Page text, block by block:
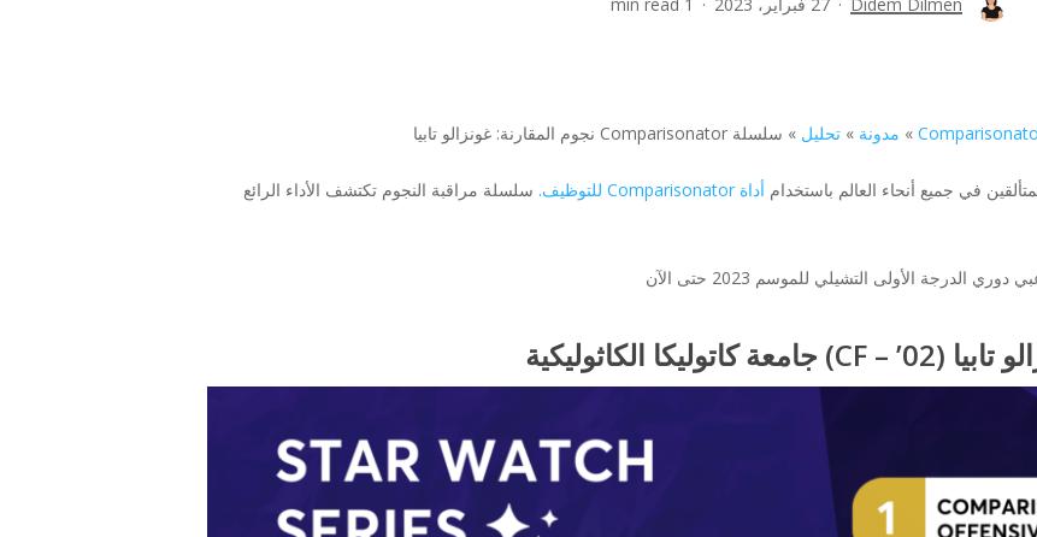
» مدونة »تحليل » سلسلة Comparisonator نجوم المقارنة: غونزالو تابيا
أداة Comparisonator للتوظيف.
سلسلة مراقبة النجوم تكتشف الأداء الرائع
دوري الدرجة الأولى التشيلي للموسم 2023 حتى الآن
تابيا (CF – ’02) جامعة كاتوليكا الكاثوليكية